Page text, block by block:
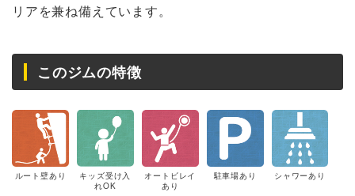
リアを兼ね備えています。
このジムの特徴
ルート壁あり
キッズ受け入
れOK
オートビレイ
あり
駐車場あり シャワーあり